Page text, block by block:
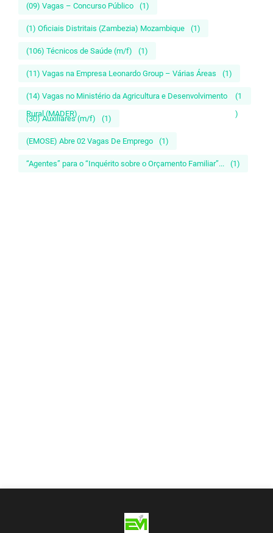
(09) Vagas – Concurso Público (1)
(1) Oficiais Distritais (Zambezia) Mozambique (1)
(106) Técnicos de Saúde (m/f) (1)
(11) Vagas na Empresa Leonardo Group – Várias Áreas (1)
(14) Vagas no Ministério da Agricultura e Desenvolvimento
Rural (MADER)
(1
)
(30) Auxiliares (m/f) (1)
(EMOSE) Abre 02 Vagas De Emprego (1)
“Agentes” para o “Inquérito sobre o Orçamento Familiar”... (1)